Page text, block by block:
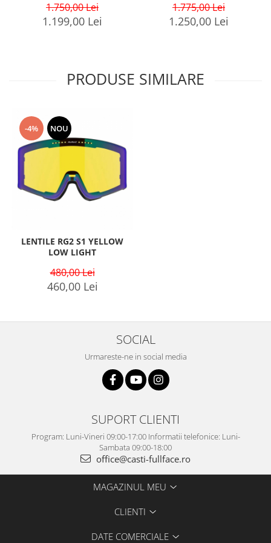
1.750,00 Lei
1.199,00 Lei
1.775,00 Lei
1.250,00 Lei
PRODUSE SIMILARE
-4% NOU
LENTILE RG2 S1 YELLOW
LOW LIGHT
480,00 Lei
460,00 Lei
SOCIAL
Urmareste-ne in social media
SUPORT CLIENTI
Program: Luni-Vineri 09:00-17:00 Informatii telefonice: Luni-
Sambata 09:00-18:00
office@casti-fullface.ro
MAGAZINUL MEU
CLIENTI
DATE COMERCIALE